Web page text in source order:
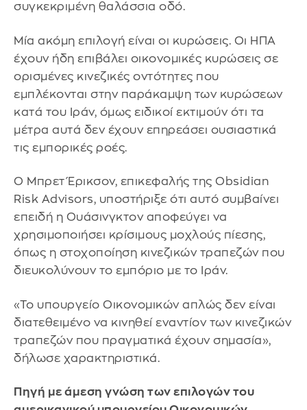
συγκεκριμένη θαλάσσια οδό.
Μία ακόμη επιλογή είναι οι κυρώσεις. Οι ΗΠΑ
έχουν ήδη επιβάλει οικονομικές κυρώσεις σε
ορισμένες κινεζικές οντότητες που
εμπλέκονται στην παράκαμψη των κυρώσεων
κατά του Ιράν, όμως ειδικοί εκτιμούν ότι τα
μέτρα αυτά δεν έχουν επηρεάσει ουσιαστικά
τις εμπορικές ροές.
Ο Μπρετ Έρικσον, επικεφαλής της Obsidian
Risk Advisors, υποστήριξε ότι αυτό συμβαίνει
επειδή η Ουάσινγκτον αποφεύγει να
χρησιμοποιήσει κρίσιμους μοχλούς πίεσης,
όπως η στοχοποίηση κινεζικών τραπεζών που
διευκολύνουν το εμπόριο με το Ιράν.
«Το υπουργείο Οικονομικών απλώς δεν είναι
διατεθειμένο να κινηθεί εναντίον των κινεζικών
τραπεζών που πραγματικά έχουν σημασία»,
δήλωσε χαρακτηριστικά.
Πηγή με άμεση γνώση των επιλογών του